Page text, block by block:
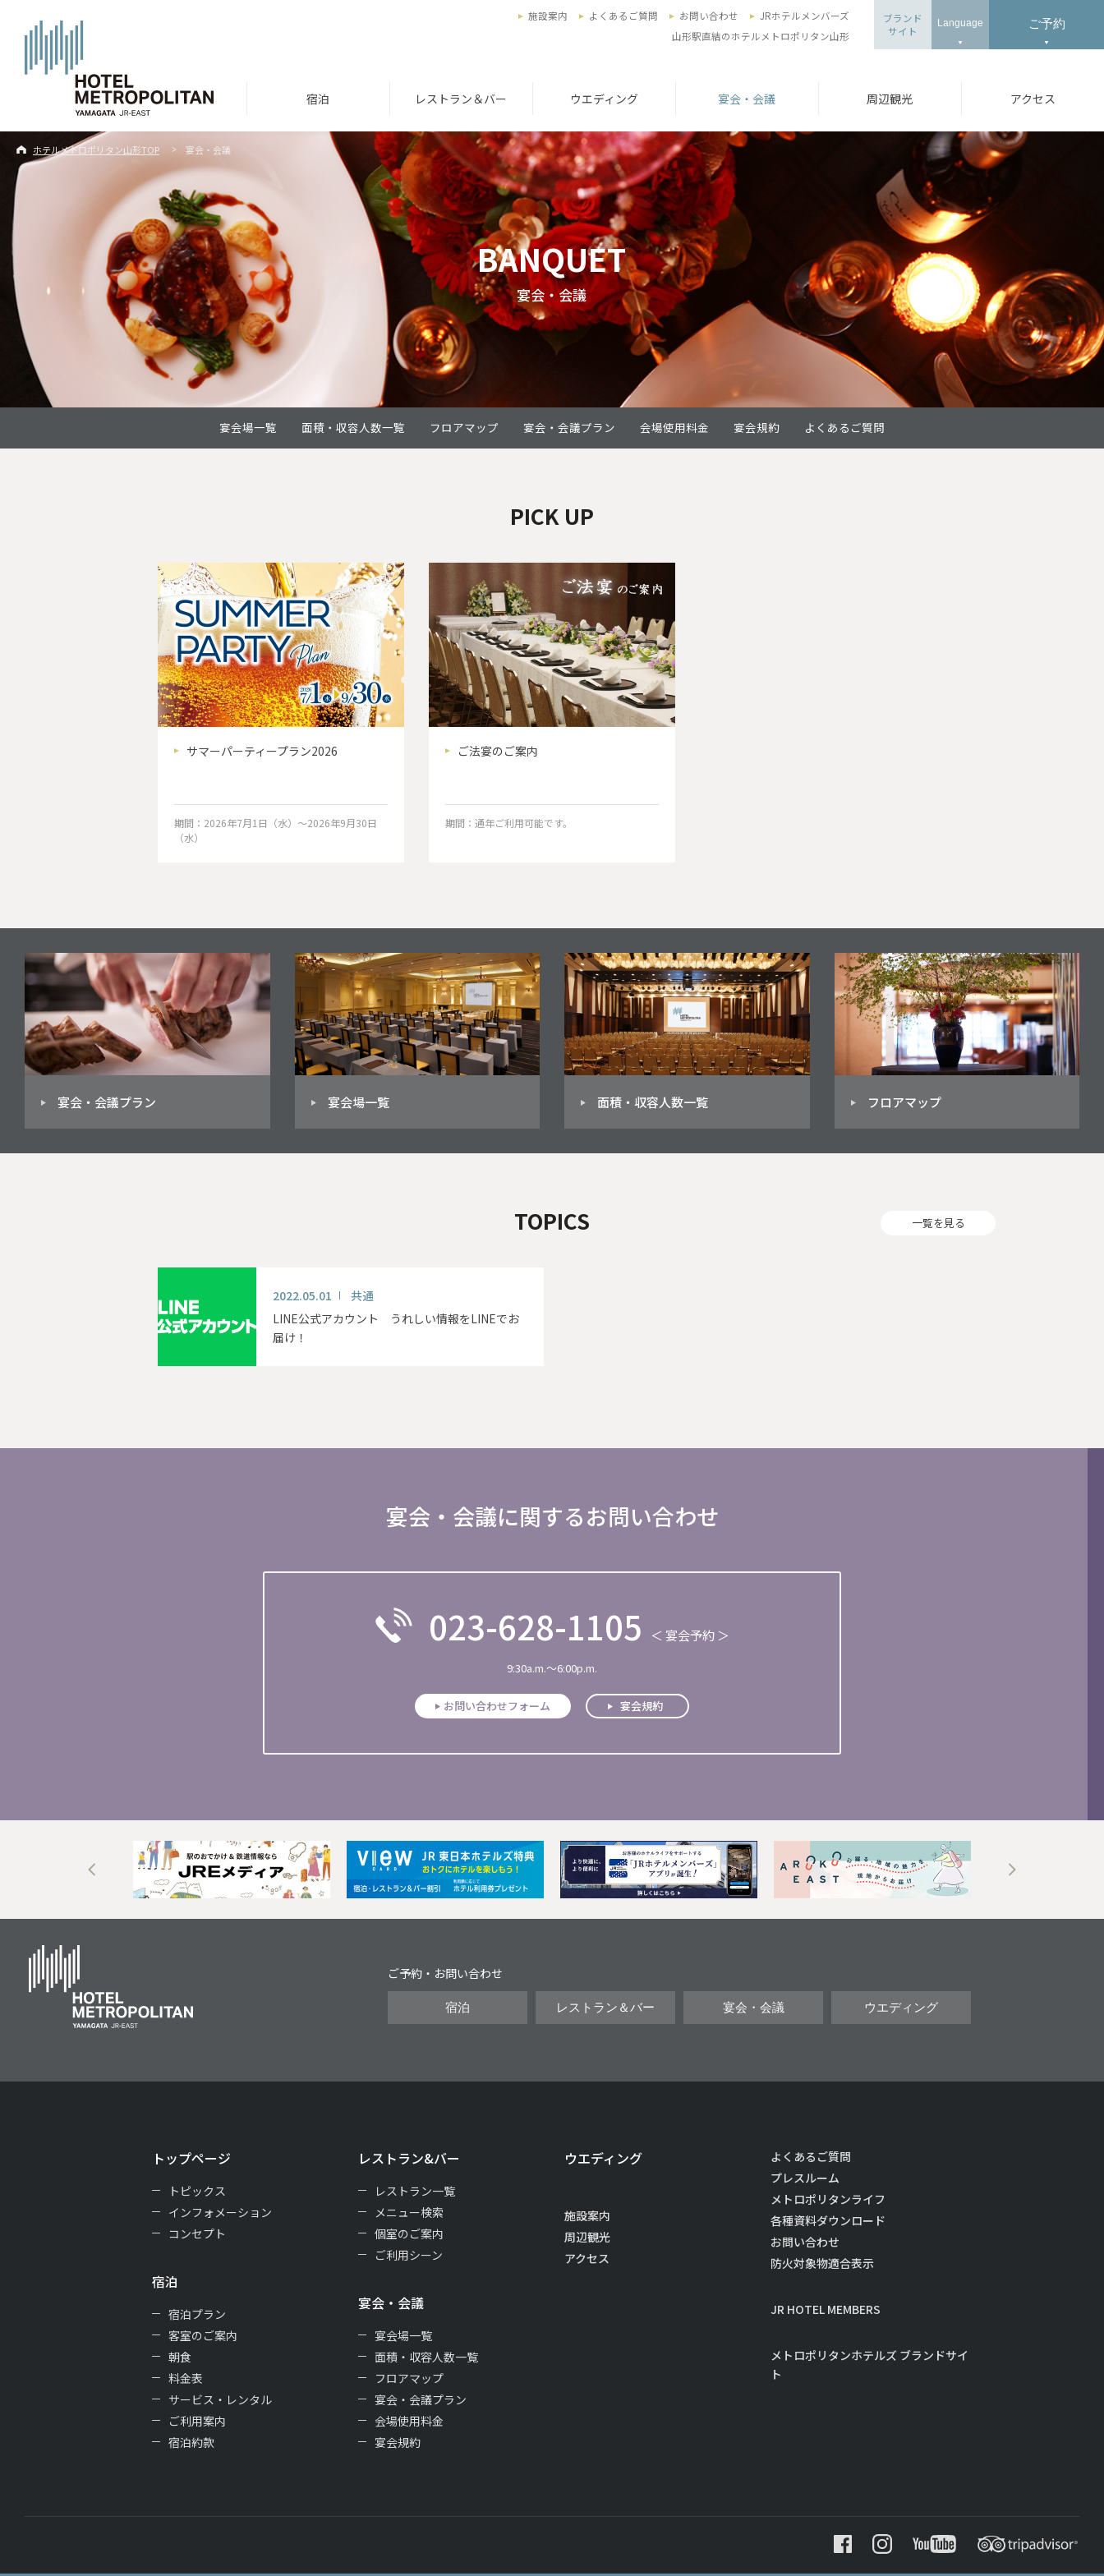
宿泊 レストラン＆バー ウエディング 宴会・会議 周辺観光 アクセス
施設案内 よくあるご質問 お問い合わせ
JRホテルメンバーズ
山形駅直結のホテルメトロポリタン山形
ブランド
サイト
Language ご予約
BANQUET
宴会・会議
ホテルメトロポリタン山形TOP 宴会・会議
宴会場一覧 面積・収容人数一覧 フロアマップ 宴会・会議プラン 会場使用料金 宴会規約 よくあるご質問
PICK UP
サマーパーティープラン2026
期間：2026年7月1日（水）～2026年9月30日
（水）
ご法宴のご案内
期間：通年ご利用可能です。
宴会・会議プラン 宴会場一覧 面積・収容人数一覧 フロアマップ
TOPICS 一覧を見る
2022.05.01
共通
LINE公式アカウント うれしい情報をLINEでお
届け！
宴会・会議に関するお問い合わせ
023-628-1105 ＜ 宴会予約 ＞
9:30a.m.～6:00p.m.
お問い合わせフォーム 宴会規約
Next
ご予約・お問い合わせ
宿泊 レストラン＆バー 宴会・会議 ウエディング
トップページ
トピックス
インフォメーション
コンセプト
宿泊
宿泊プラン
客室のご案内
朝食
料金表
サービス・レンタル
ご利用案内
宿泊約款
レストラン&バー
レストラン一覧
メニュー検索
個室のご案内
ご利用シーン
宴会・会議
宴会場一覧
面積・収容人数一覧
フロアマップ
宴会・会議プラン
会場使用料金
宴会規約
ウエディング
施設案内
周辺観光
アクセス
よくあるご質問
プレスルーム
メトロポリタンライフ
各種資料ダウンロード
お問い合わせ
防火対象物適合表示
JR HOTEL MEMBERS
メトロポリタンホテルズ ブランドサイ
ト